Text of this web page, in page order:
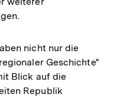
nicht nur die
Geschichte"
Blick auf die
Republik